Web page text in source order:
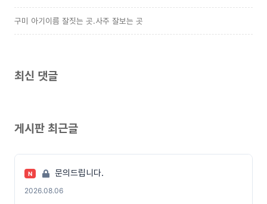
구미 아기이름 잘짓는 곳.사주 잘보는 곳
최신 댓글
게시판 최근글
N 문의드립니다.
2026.08.06